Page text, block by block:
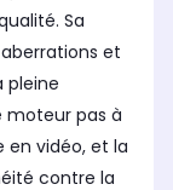
Sa
et
pleine
moteur pas à
en vidéo, et la
contre la